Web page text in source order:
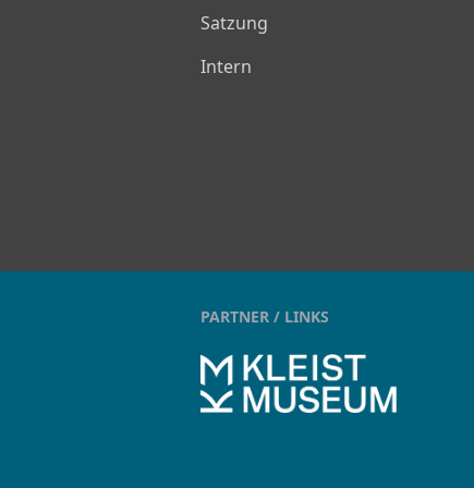
Satzung
Intern
PARTNER / LINKS